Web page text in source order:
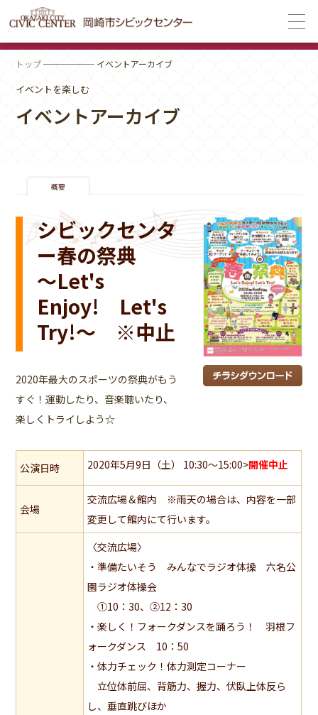
トップ────── イベントアーカイブ
イベントを楽しむ
イベントアーカイブ
シビックセンタ
ー春の祭典
～Let's
Enjoy! Let's
Try!～ ※中止
2020年最大のスポーツの祭典がもう
すぐ！運動したり、音楽聴いたり、
楽しくトライしよう☆
公演日時 2020年5月9日（土） 10:30～15:00>開催中止
会場
交流広場＆館内 ※雨天の場合は、内容を一部
変更して館内にて行います。
〈交流広場〉
・準備たいそう みんなでラジオ体操 六名公
園ラジオ体操会
①10：30、②12：30
・楽しく！フォークダンスを踊ろう！ 羽根フ
ォークダンス 10：50
・体力チェック！体力測定コーナー
立位体前屈、背筋力、握力、伏臥上体反ら
し、垂直跳びほか